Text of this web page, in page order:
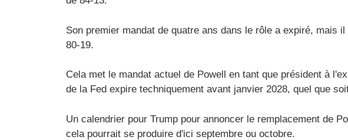
Son premier mandat de quatre ans dans le rôle a expiré, mais
80-19.
Cela met le mandat actuel de Powell en tant que président à
de la Fed expire techniquement avant janvier 2028, quel que
Un calendrier pour Trump pour annoncer le remplacement de
cela pourrait se produire d'ici septembre ou octobre.